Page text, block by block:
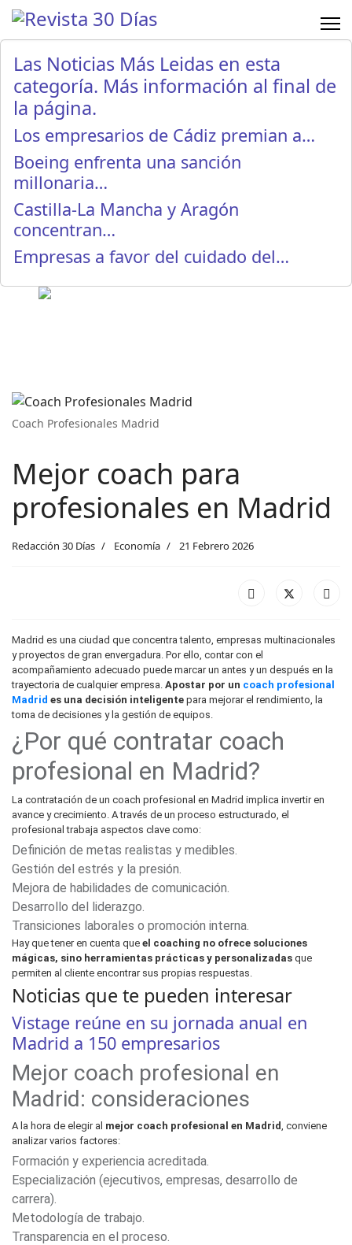
Las Noticias Más Leidas en esta
categoría. Más información al final de
la página.
Los empresarios de Cádiz premian a…
Boeing enfrenta una sanción
millonaria…
Castilla-La Mancha y Aragón
concentran…
Empresas a favor del cuidado del…
Coach Profesionales Madrid
Mejor coach para
profesionales en Madrid
Redacción 30 Días Economía 21 Febrero 2026
Madrid es una ciudad que concentra talento, empresas multinacionales
y proyectos de gran envergadura. Por ello, contar con el
acompañamiento adecuado puede marcar un antes y un después en la
trayectoria de cualquier empresa. Apostar por un coach profesional
Madrid es una decisión inteligente para mejorar el rendimiento, la
toma de decisiones y la gestión de equipos.
¿Por qué contratar coach
profesional en Madrid?
La contratación de un coach profesional en Madrid implica invertir en
avance y crecimiento. A través de un proceso estructurado, el
profesional trabaja aspectos clave como:
Definición de metas realistas y medibles.
Gestión del estrés y la presión.
Mejora de habilidades de comunicación.
Desarrollo del liderazgo.
Transiciones laborales o promoción interna.
Hay que tener en cuenta que el coaching no ofrece soluciones
mágicas, sino herramientas prácticas y personalizadas que
permiten al cliente encontrar sus propias respuestas.
Noticias que te pueden interesar
Vistage reúne en su jornada anual en
Madrid a 150 empresarios
Mejor coach profesional en
Madrid: consideraciones
A la hora de elegir al mejor coach profesional en Madrid , conviene
analizar varios factores:
Formación y experiencia acreditada.
Especialización (ejecutivos, empresas, desarrollo de
carrera).
Metodología de trabajo.
Transparencia en el proceso.